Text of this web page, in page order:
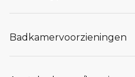
Badkamervoorzieningen